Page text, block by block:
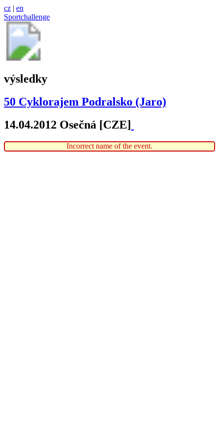
cz | en
Sportchallenge
výsledky
50 Cyklorajem Podralsko (Jaro)
14.04.2012 Osečná [CZE]
Incorrect name of the event.